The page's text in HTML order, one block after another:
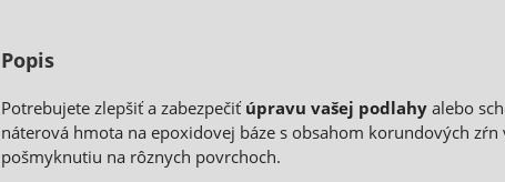
Popis
Potrebujete zlepšiť a zabezpečiť úpravu vašej podlahy alebo
náterová hmota na epoxidovej báze s obsahom korundových
pošmyknutiu na rôznych povrchoch.